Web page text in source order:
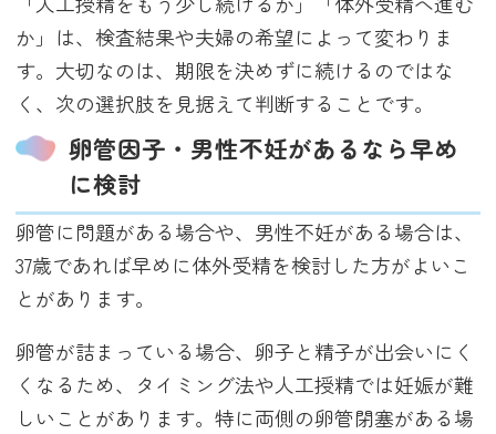
か」は、検査結果や夫婦の希望によって変わりま
す。大切なのは、期限を決めずに続けるのではな
く、次の選択肢を見据えて判断することです。
卵管因子・男性不妊があるなら早め
に検討
卵管に問題がある場合や、男性不妊がある場合は、
37歳であれば早めに体外受精を検討した方がよいこ
とがあります。
卵管が詰まっている場合、卵子と精子が出会いにく
くなるため、タイミング法や人工授精では妊娠が難
しいことがあります。特に両側の卵管閉塞がある場